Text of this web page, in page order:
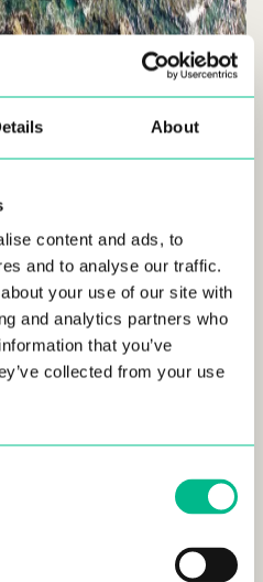
About
content and ads, to
and to analyse our traffic.
your use of our site with
and analytics partners who
that you’ve
collected from your use
trouve
à quelques pas de la
. La résidence se trouve
Borély, doté de vastes
Cet emplacement de choix
de la vie urbaine, entouré de
de restaurants proposant une
également nombreux, ce qui
proche de la station de métro
y a également plusieurs lignes
et des routes principales